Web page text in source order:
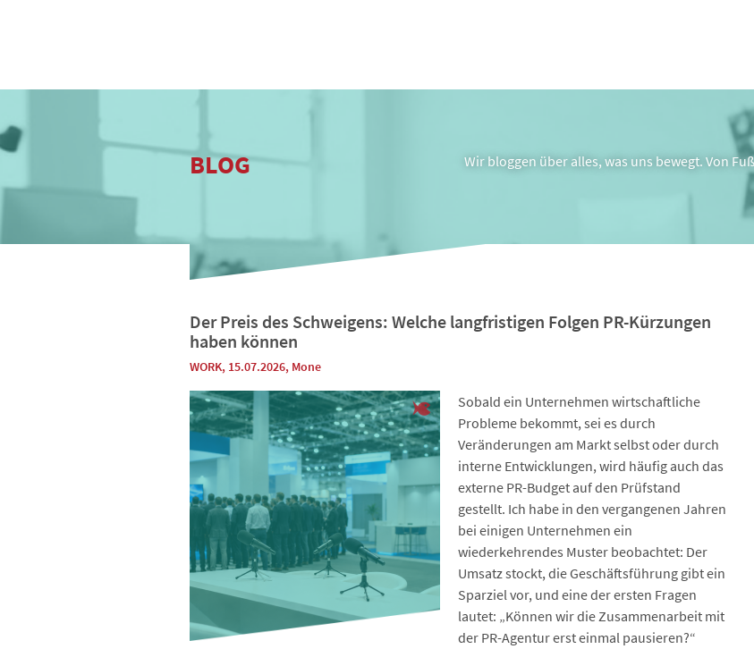
BLOG Wir bloggen über alles, was uns bewegt. Von
Der Preis des Schweigens: Welche langfristigen Folgen PR-Kürzungen
haben können
WORK, 15.07.2026, Mone
Sobald ein Unternehmen wirtschaftliche
Probleme bekommt, sei es durch
Veränderungen am Markt selbst oder durch
interne Entwicklungen, wird häufig auch das
externe PR-Budget auf den Prüfstand
gestellt. Ich habe in den vergangenen Jahren
bei einigen Unternehmen ein
wiederkehrendes Muster beobachtet: Der
Umsatz stockt, die Geschäftsführung gibt ein
Sparziel vor, und eine der ersten Fragen
lautet: „Können wir die Zusammenarbeit mit
der PR-Agentur erst einmal pausieren?“